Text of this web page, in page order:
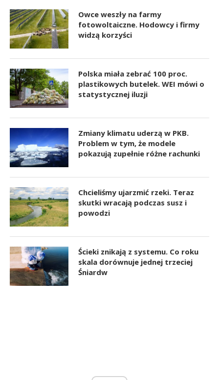
Owce weszły na farmy
fotowoltaiczne. Hodowcy i firmy
widzą korzyści
Polska miała zebrać 100 proc.
plastikowych butelek. WEI mówi o
statystycznej iluzji
Zmiany klimatu uderzą w PKB.
Problem w tym, że modele
pokazują zupełnie różne rachunki
Chcieliśmy ujarzmić rzeki. Teraz
skutki wracają podczas susz i
powodzi
Ścieki znikają z systemu. Co roku
skala dorównuje jednej trzeciej
Śniardw